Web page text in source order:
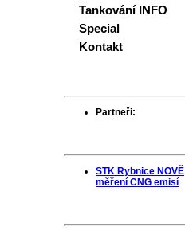
Tankování INFO
Special
Kontakt
Partneři:
STK Rybnice NOVĚ
měření CNG emisí